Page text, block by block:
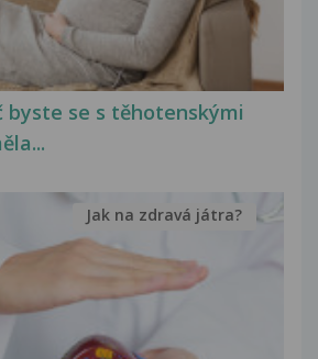
byste se s těhotenskými
Jak na zdravá játra?